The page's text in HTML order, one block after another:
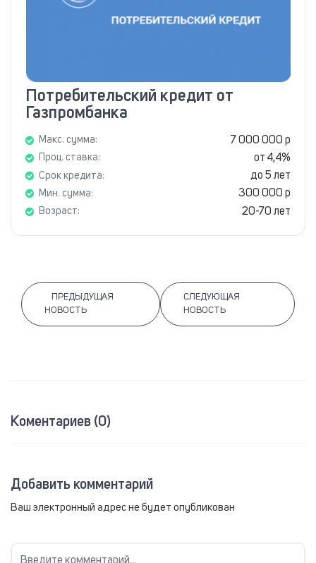
Потребительский кредит от
Газпромбанка
Макс. сумма: 7 000 000 р
Проц. ставка: от 4,4%
Срок кредита: до 5 лет
Мин. сумма: 300 000 р
Возраст: 20-70 лет
ПРЕДЫДУЩАЯ
НОВОСТЬ
СЛЕДУЮЩАЯ
НОВОСТЬ
Коментариев (0)
Добавить комментарий
Ваш электронный адрес не будет опубликован